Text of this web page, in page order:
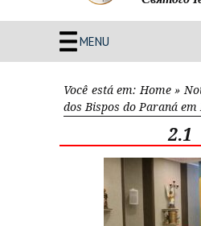
MENU
Você está em: Home»
dos Bispos do Paraná em
2.1